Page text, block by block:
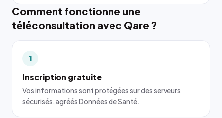
Comment fonctionne une
téléconsultation avec Qare ?
1
Inscription gratuite
Vos informations sont protégées sur des serveurs
sécurisés, agréés Données de Santé.